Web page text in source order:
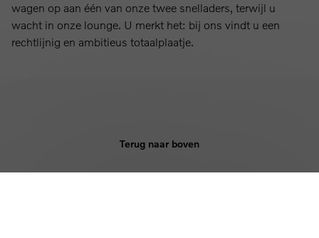
wagen op aan één van onze twee snelladers, terwijl u
wacht in onze lounge. U merkt het: bij ons vindt u een
rechtlijnig en ambitieus totaalplaatje.
Terug naar boven